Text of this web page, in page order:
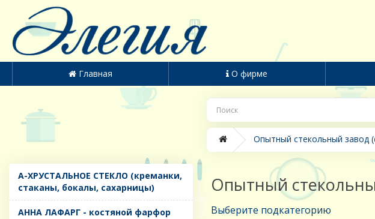
Главная О фирме
Опытный стекольный завод
A-ХРУСТАЛЬНОЕ СТЕКЛО (креманки,
стаканы, бокалы, сахарницы)
AHHA ЛАФАРГ - костяной фарфор
Опытный
Выберите подкатегорию